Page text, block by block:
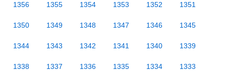
1356 1355 1354 1353 1352 1351
1350 1349 1348 1347 1346 1345
1344 1343 1342 1341 1340 1339
1338 1337 1336 1335 1334 1333